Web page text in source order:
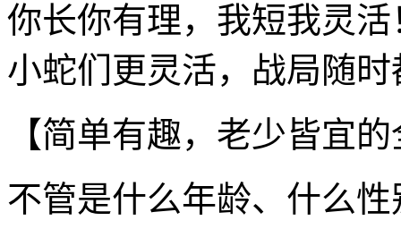
你长你有理，我短我灵
小蛇们更灵活，战局随
【简单有趣，老少皆宜
不管是什么年龄、什么